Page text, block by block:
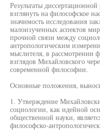
Результаты
взглянуть на философское
значимость исследования
малоизученных аспектов
прочной связи между
антропологическим
мыслителя, в рассмотрении
взглядов Михайловского
современной философии.
Основные положения,
1. Утверждение
социологии, как идейной
общественной науки,
философско-